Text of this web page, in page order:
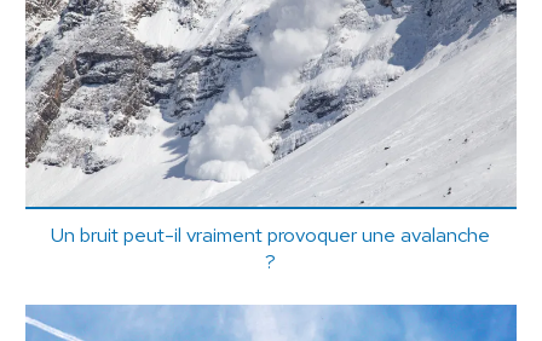
Un bruit peut-il vraiment provoquer une avalanche
?